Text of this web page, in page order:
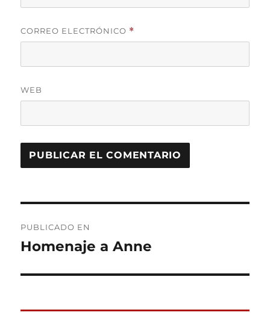
CORREO ELECTRÓNICO *
WEB
de
PUBLICADO EN
Homenaje a Anne